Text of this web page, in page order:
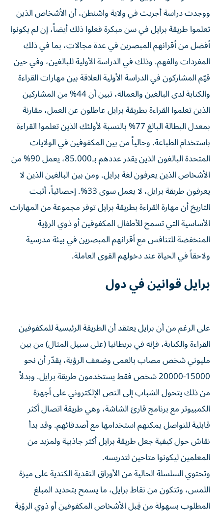
ووجدت دراسة أجريت في ولاية واشنطن، أن الأشخاص الذين
تعلموا طريقة برايل في سن مبكرة فعلوا ذلك أيضاً، إن لم يكونوا
أفضل من أقرانهم المبصرين في عدة مجالات، بما في ذلك
المفردات والفهم. وذلك في الدراسة الأولية للبالغين، وفي حين
قيّم المشاركون في الدراسة الأولية العلاقة بين مهارات القراءة
والكتابة لدى البالغين والعمالة، تبين أن 44% من المشاركين
الذين تعلموا القراءة بطريقة برايل عاطلون عن العمل، مقارنة
بمعدل البطالة البالغ 77% بالنسبة لأولئك الذين تعلموا القراءة
باستخدام الطباعة. وحالياً من بين المكفوفين في الولايات
المتحدة البالغون الذين يقدر عددهم بـ85.000، يعمل 90% من
الأشخاص الذين يعرفون لغة برايل. ومن بين البالغين الذين لا
يعرفون طريقة برايل، لا يعمل سوى 33%. إحصائياً، أثبت
التاريخ أن مهارة القراءة بطريقة برايل توفر مجموعة من المهارات
الأساسية التي تسمح للأطفال المكفوفين أو ذوي الرؤية
المنخفضة للتنافس مع أقرانهم المبصرين في بيئة مدرسية
ولاحقاً في الحياة عند دخولهم القوى العاملة.
برايل قوانين في دول
على الرغم من أن برايل يعتقد أن الطريقة الرئيسية للمكفوفين
القراءة والكتابة، فإنه في بريطانيا (على سبيل المثال) من بين
مليوني شخص مصاب بالعمى وضعف الرؤية، يقدّر أن نحو
15000-20000 شخص فقط يستخدمون طريقة برايل. وبدلاً
من ذلك يتحول الشباب إلى النص الإلكتروني على أجهزة
الكمبيوتر مع برنامج قارئ الشاشة، وهي طريقة اتصال أكثر
قابلية للتواصل يمكنهم استخدامها مع أصدقائهم. وقد بدأ
نقاش حول كيفية جعل طريقة برايل أكثر جاذبية ولمزيد من
المعلمين ليكونوا متاحين لتدريسه.
وتحتوي السلسلة الحالية من الأوراق النقدية الكندية على ميزة
اللمس، وتتكون من نقاط برايل، ما يسمح بتحديد المبلغ
المطلوب بسهولة من قِبل الأشخاص المكفوفين أو ذوي الرؤية